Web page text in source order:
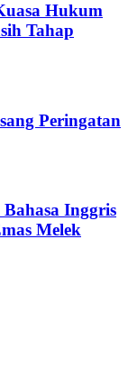
Hukum
Tahap
Peringatan
Inggris
Melek